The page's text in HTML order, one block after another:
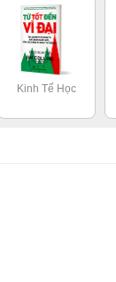
Kinh Tế Học